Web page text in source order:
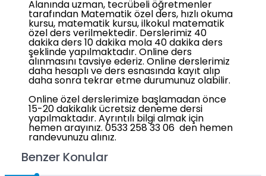
Alanında uzman, tecrübeli öğretmenler
tarafından Matematik özel ders, hızlı okuma
kursu, matematik kursu, ilkokul matematik
özel ders verilmektedir. Derslerimiz 40
dakika ders 10 dakika mola 40 dakika ders
şeklinde yapılmaktadır. Online ders
alınmasını tavsiye ederiz. Online derslerimiz
daha hesaplı ve ders esnasında kayıt alıp
daha sonra tekrar etme durumunuz olabilir.
Online özel derslerimize başlamadan önce
15-20 dakikalık ücretsiz deneme dersi
yapılmaktadır. Ayrıntılı bilgi almak için
hemen arayınız. 0533 258 33 06 den hemen
randevunuzu alınız.
Benzer Konular